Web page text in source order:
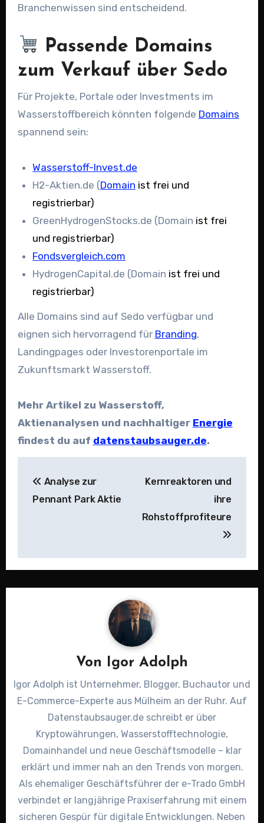
Branchenwissen sind entscheidend.
Passende Domains
zum Verkauf über Sedo
Für Projekte, Portale oder Investments im
Wasserstoffbereich könnten folgende Domains
spannend sein:
Wasserstoff-Invest.de
H2-Aktien.de (Domain ist frei und
registrierbar)
GreenHydrogenStocks.de (Domain ist frei
und registrierbar)
Fondsvergleich.com
HydrogenCapital.de (Domain ist frei und
registrierbar)
Alle Domains sind auf Sedo verfügbar und
eignen sich hervorragend für Branding,
Landingpages oder Investorenportale im
Zukunftsmarkt Wasserstoff.
Mehr Artikel zu Wasserstoff,
Aktienanalysen und nachhaltiger Energie
findest du auf datenstaubsauger.de.
Analyse zur
Pennant Park Aktie
Kernreaktoren und
ihre
Rohstoffprofiteure
Von Igor Adolph
Igor Adolph ist Unternehmer, Blogger, Buchautor und
E-Commerce-Experte aus Mülheim an der Ruhr. Auf
Datenstaubsauger.de schreibt er über
Kryptowährungen, Wasserstofftechnologie,
Domainhandel und neue Geschäftsmodelle – klar
erklärt und immer nah an den Trends von morgen.
Als ehemaliger Geschäftsführer der e-Trado GmbH
verbindet er langjährige Praxiserfahrung mit einem
sicheren Gespür für digitale Entwicklungen. Neben